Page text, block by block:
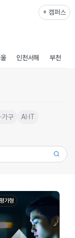
+ 캠퍼스
인천서해 부천
가구
AI·IT
가형